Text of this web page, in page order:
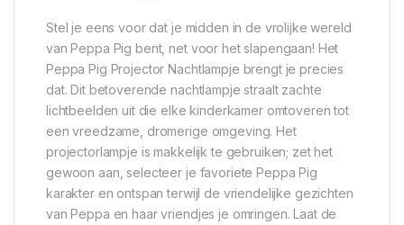
Stel je eens voor dat je midden in de vrolijke wereld
van Peppa Pig bent, net voor het slapengaan! Het
Peppa Pig Projector Nachtlampje brengt je precies
dat. Dit betoverende nachtlampje straalt zachte
lichtbeelden uit die elke kinderkamer omtoveren tot
een vreedzame, dromerige omgeving. Het
projectorlampje is makkelijk te gebruiken; zet het
gewoon aan, selecteer je favoriete Peppa Pig
karakter en ontspan terwijl de vriendelijke gezichten
van Peppa en haar vriendjes je omringen. Laat de